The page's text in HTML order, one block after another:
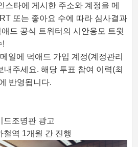
스타에 게시한 주소와 계정을 메
또는 좋아요 수에 따라 심사결과
드 공식 트위터의 시안응모 트윗
!
일에 덕애드 가입 계정(계정관리
내주세요. 해당 투표 참여 이력(최
반영됩니다.
드조명판 광고
철역 1개월 간 진행